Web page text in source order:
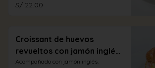
S/ 22.00
Croissant de huevos
revueltos con jamón inglés
y queso
Acompañado con jamón inglés.